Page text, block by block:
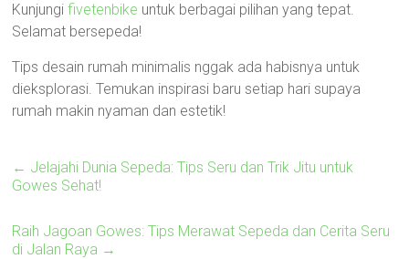
Kunjungifivetenbike untuk berbagai pilihan yang tepat.
Selamat bersepeda!
Tips desain rumah minimalis nggak ada habisnya untuk
dieksplorasi. Temukan inspirasi baru setiap hari supaya
rumah makin nyaman dan estetik!
← Jelajahi Dunia Sepeda: Tips Seru dan Trik Jitu untuk
Gowes Sehat!
Raih Jagoan Gowes: Tips Merawat Sepeda dan Cerita Seru
di Jalan Raya →